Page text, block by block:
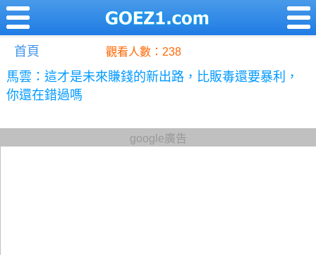
首頁 觀看人數：238
馬雲：這才是未來賺錢的新出路，比販毒還要暴利，
你還在錯過嗎
google廣告